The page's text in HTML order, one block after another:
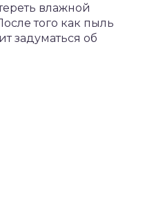
влажной
того как пыль
задуматься об